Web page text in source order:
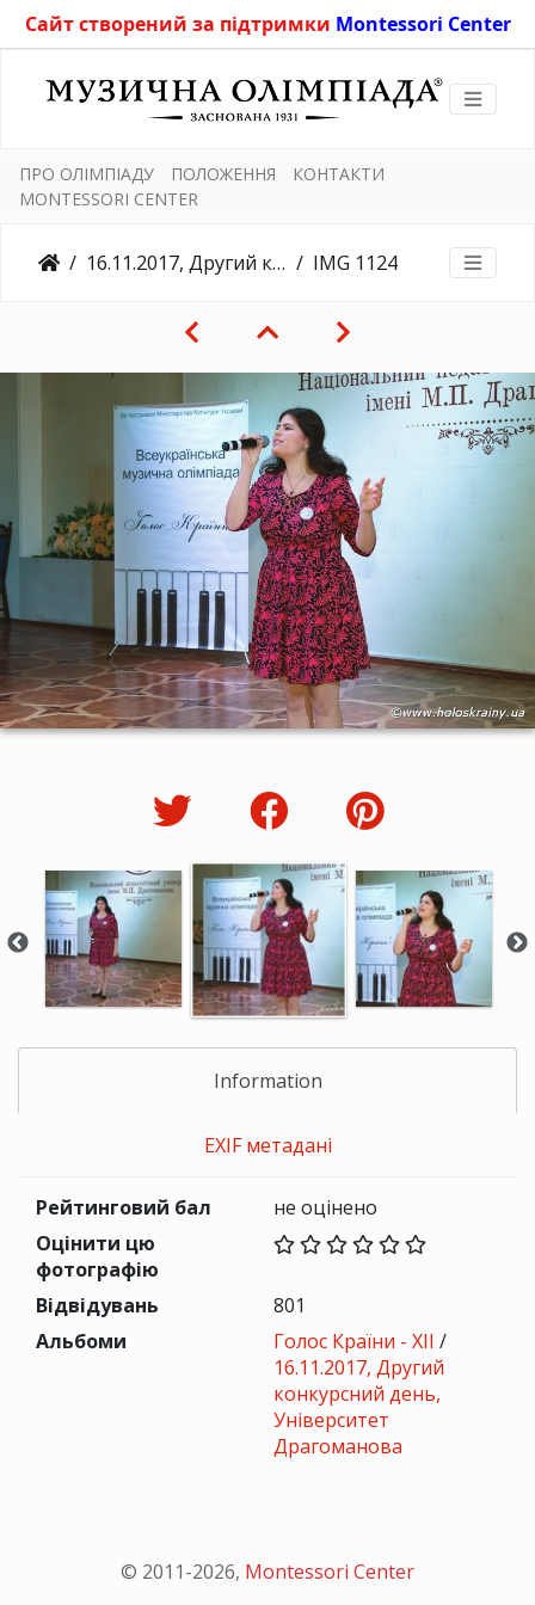
Сайт створений за підтримки Montessori Center
ПРО ОЛІМПІАДУ ПОЛОЖЕННЯ
КОНТАКТИ
MONTESSORI CENTER
16.11.2017, Другий конкурсний день, Університет Драгоманова IMG 1124
Information
EXIF метадані
Рейтинговий бал
не оцінено
Оцінити цю
фотографію
Відвідувань
801
Альбоми
Голос Країни - ХІІ /
16.11.2017, Другий
конкурсний день,
Університет
Драгоманова
© 2011-2026, Montessori Center